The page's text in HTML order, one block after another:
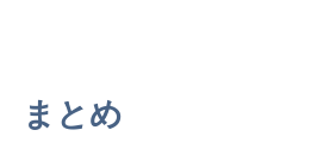
まとめ